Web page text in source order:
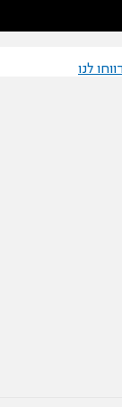
לנו